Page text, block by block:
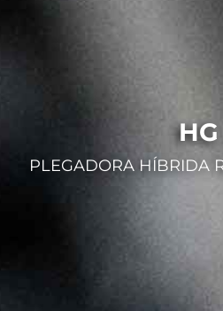
HG
PLEGADORA HÍBRIDA